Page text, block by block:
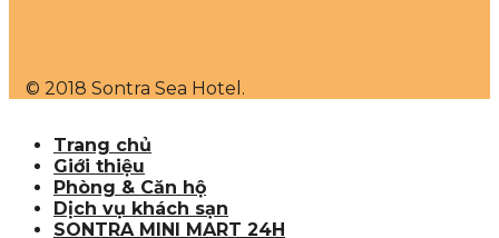
© 2018 Sontra Sea Hotel.
Trang chủ
Giới thiệu
Phòng & Căn hộ
Dịch vụ khách sạn
SONTRA MINI MART 24H